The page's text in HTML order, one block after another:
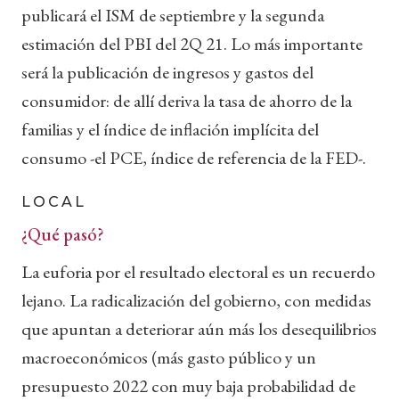
publicará el ISM de septiembre y la segunda
estimación del PBI del 2Q 21. Lo más importante
será la publicación de ingresos y gastos del
consumidor: de allí deriva la tasa de ahorro de la
familias y el índice de inflación implícita del
consumo -el PCE, índice de referencia de la FED-.
LOCAL
¿Qué pasó?
La euforia por el resultado electoral es un recuerdo
lejano. La radicalización del gobierno, con medidas
que apuntan a deteriorar aún más los desequilibrios
macroeconómicos (más gasto público y un
presupuesto 2022 con muy baja probabilidad de